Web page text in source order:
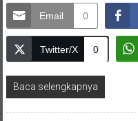
Email 0
Twitter/X 0
Baca selengkapnya